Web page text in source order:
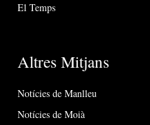
El Temps
Altres Mitjans
Notícies de Manlleu
Notícies de Moià